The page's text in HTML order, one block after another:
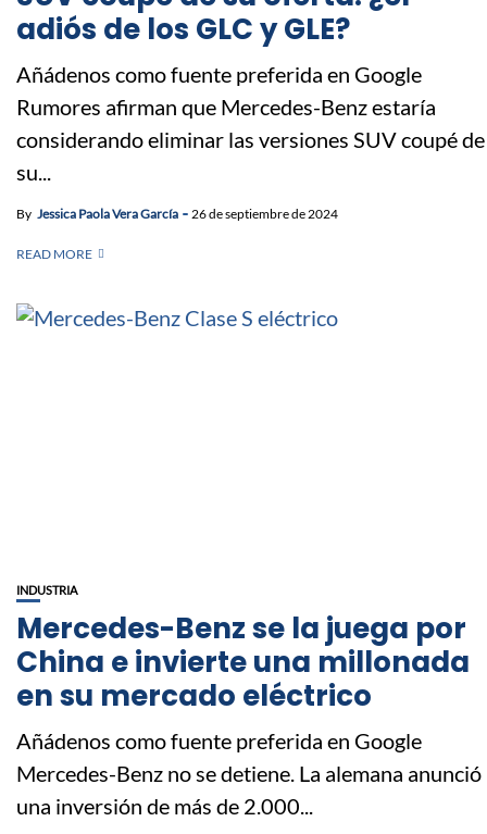
adiós de los GLC y GLE?
Añádenos como fuente preferida en Google
Rumores afirman que Mercedes-Benz estaría
considerando eliminar las versiones SUV coupé de
su...
By Jessica Paola Vera García 26 de septiembre de 2024
READ MORE
INDUSTRIA
Mercedes-Benz se la juega por
China e invierte una millonada
en su mercado eléctrico
Añádenos como fuente preferida en Google
Mercedes-Benz no se detiene. La alemana anunció
una inversión de más de 2.000...